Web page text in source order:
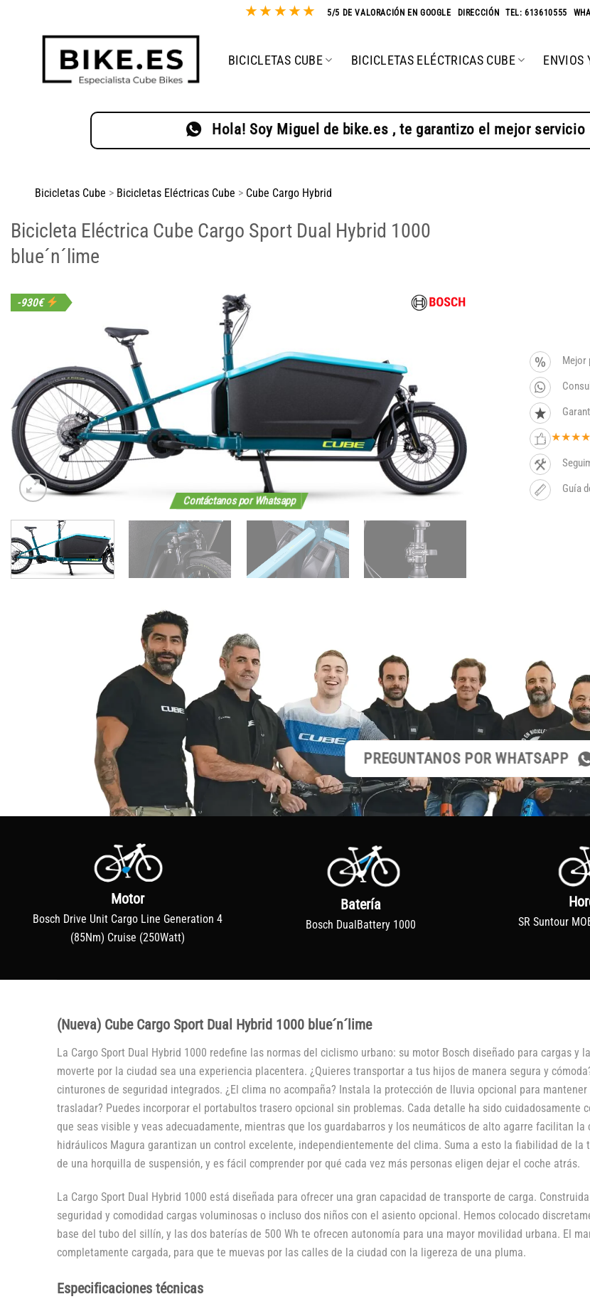
★ ★ ★★★ 5/5 DE VALORACIÓN EN GOOGLE DIRECCIÓN -TEL: 613610555
BICICLETAS CUBE BICICLETAS ELÉCTRICAS CUBE ENVIOS
Hola! Soy Miguel de bike.es , te garantizo el mejor servicio
Bicicletas Cube > Bicicletas Eléctricas Cube > Cube Cargo Hybrid
Bicicleta Eléctrica Cube Cargo Sport Dual Hybrid 1000
blue´n´lime
Contáctanos por Whatsapp
-930€
Mejor
Guía
PREGUNTANOS POR WHATSAPP
Motor
Bosch Drive Unit Cargo Line Generation 4
(85Nm) Cruise (250Watt)
Batería
Bosch DualBattery 1000 SR Suntour
(Nueva) Cube Cargo Sport Dual Hybrid 1000 blue´n´lime
La Cargo Sport Dual Hybrid 1000 redefine las normas del ciclismo urbano: su motor Bosch diseñado para cargas y
moverte por la ciudad sea una experiencia placentera. ¿Quieres transportar a tus hijos de manera segura y
cinturones de seguridad integrados. ¿El clima no acompaña? Instala la protección de lluvia opcional para
trasladar? Puedes incorporar el portabultos trasero opcional sin problemas. Cada detalle ha sido cuidadosamente
que seas visible y veas adecuadamente, mientras que los guardabarros y los neumáticos de alto agarre facilitan
hidráulicos Magura garantizan un control excelente, independientemente del clima. Suma a esto la fiabilidad de la
de una horquilla de suspensión, y es fácil comprender por qué cada vez más personas eligen dejar el coche atrás.
La Cargo Sport Dual Hybrid 1000 está diseñada para ofrecer una gran capacidad de transporte de carga.
seguridad y comodidad cargas voluminosas o incluso dos niños con el asiento opcional. Hemos colocado
base del tubo del sillín, y las dos baterías de 500 Wh te ofrecen autonomía para una mayor movilidad urbana. El
completamente cargada, para que te muevas por las calles de la ciudad con la ligereza de una pluma.
Especificaciones técnicas